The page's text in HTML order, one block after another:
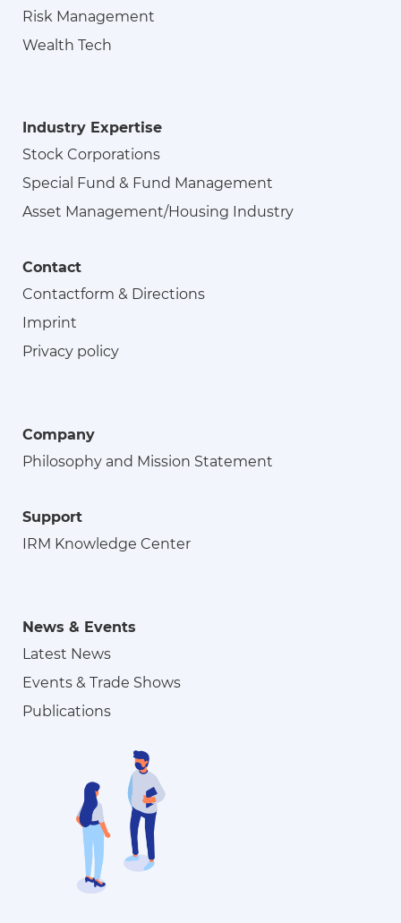
Risk Management
Wealth Tech
Industry Expertise
Stock Corporations
Special Fund & Fund Management
Asset Management/Housing Industry
Contact
Contactform & Directions
Imprint
Privacy policy
Company
Philosophy and Mission Statement
Support
IRM Knowledge Center
News & Events
Latest News
Events & Trade Shows
Publications